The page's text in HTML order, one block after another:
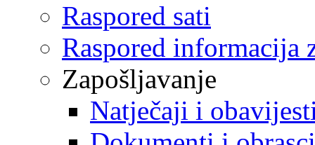
Raspored sati
Raspored informacija
Zapošljavanje
Natječaji i